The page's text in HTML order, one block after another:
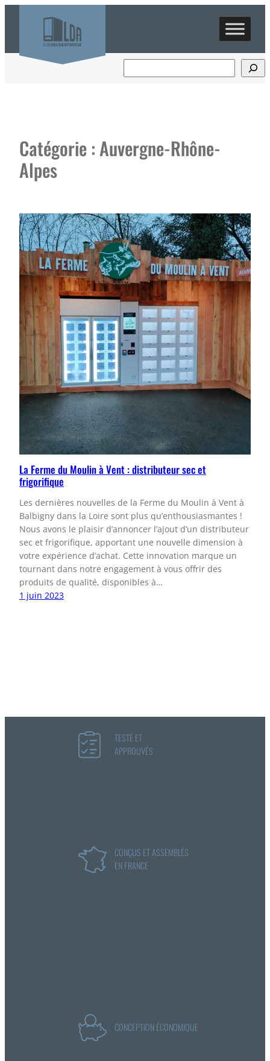
Catégorie :Auvergne-Rhône-
Alpes
La Ferme du Moulin à Vent : distributeur sec et
frigorifique
Les dernières nouvelles de la Ferme du Moulin à Vent à
Balbigny dans la Loire sont plus qu’enthousiasmantes !
Nous avons le plaisir d’annoncer l’ajout d’un distributeur
sec et frigorifique, apportant une nouvelle dimension à
votre expérience d’achat. Cette innovation marque un
tournant dans notre engagement à vous offrir des
produits de qualité, disponibles à…
1 juin 2023
TESTÉ ET
APPROUVÉS
CONÇUS ET ASSEMBLÉS
EN FRANCE
CONCEPTION ÉCONOMIQUE